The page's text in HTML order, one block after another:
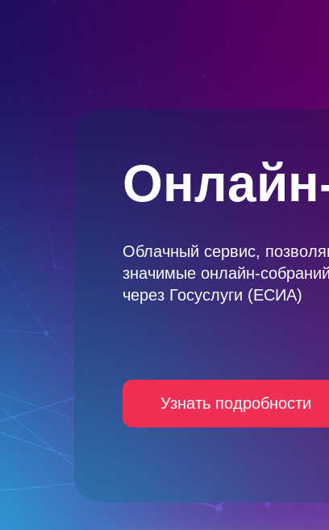
Облачный сервис,
значимые онлайн-
через Госуслуги (ЕСИА)
Узнать подробности